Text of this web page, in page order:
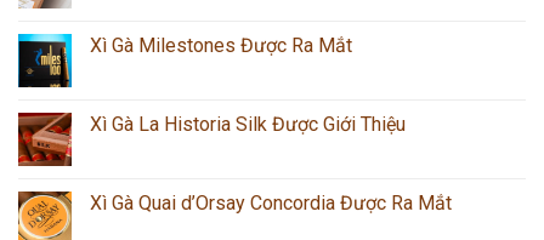
Xì Gà Milestones Được Ra Mắt
Xì Gà La Historia Silk Được Giới Thiệu
Xì Gà Quai d’Orsay Concordia Được Ra Mắt